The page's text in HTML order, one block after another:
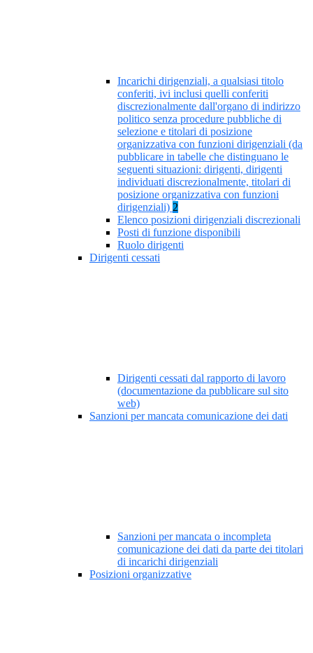
Incarichi dirigenziali, a qualsiasi titolo
conferiti, ivi inclusi quelli conferiti
discrezionalmente dall'organo di indirizzo
politico senza procedure pubbliche di
selezione e titolari di posizione
organizzativa con funzioni dirigenziali (da
pubblicare in tabelle che distinguano le
seguenti situazioni: dirigenti, dirigenti
individuati discrezionalmente, titolari di
posizione organizzativa con funzioni
dirigenziali) 2
Elenco posizioni dirigenziali discrezionali
Posti di funzione disponibili
Ruolo dirigenti
Dirigenti cessati
Dirigenti cessati dal rapporto di lavoro
(documentazione da pubblicare sul sito
web)
Sanzioni per mancata comunicazione dei dati
Sanzioni per mancata o incompleta
comunicazione dei dati da parte dei titolari
di incarichi dirigenziali
Posizioni organizzative